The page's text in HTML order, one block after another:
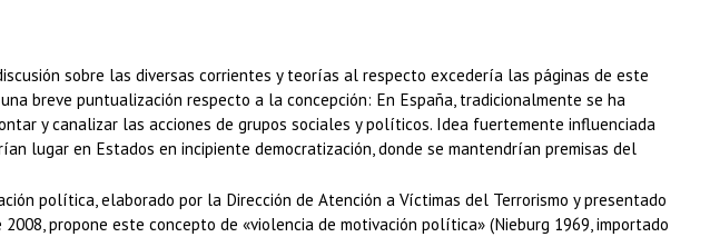
sobre las diversas corrientes y teorías al respecto excedería las páginas de este
breve puntualización respecto a la concepción: En España, tradicionalmente se ha
y canalizar las acciones de grupos sociales y políticos. Idea fuertemente influenciada
lugar en Estados en incipiente democratización, donde se mantendrían premisas del
política, elaborado por la Dirección de Atención a Víctimas del Terrorismo y presentado
propone este concepto de «violencia de motivación política» (Nieburg 1969, importado